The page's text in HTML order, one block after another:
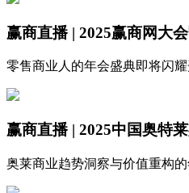
赢商直播 | 2025赢商网大
零售商业人的年会盛典即将闪
赢商直播 | 2025中国奥特
奥莱商业趋势洞察与价值重构